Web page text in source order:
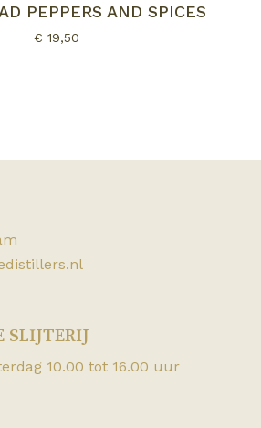
PEPPERS AND SPICES
€ 19,50
SLIJTERIJ
10.00 tot 16.00 uur